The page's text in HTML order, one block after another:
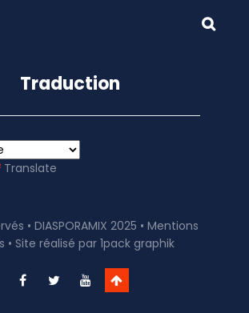
Traduction
Translate
• DIASPORAMIX 2025 • Mentions
• Site réalisé par 1pack graphik